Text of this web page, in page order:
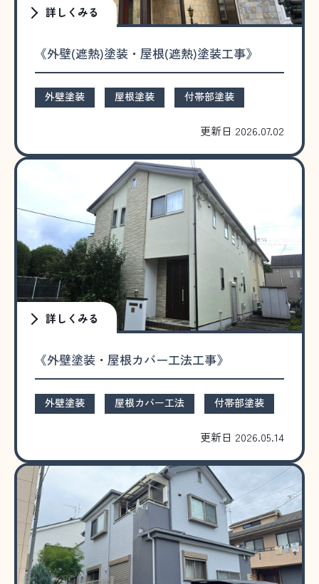
《外壁(遮熱)塗装・屋根(遮熱)塗装工事》
外壁塗装 屋根塗装 付帯部塗装
更新日 2026.07.02
詳しくみる
《外壁塗装・屋根カバー工法工事》
外壁塗装 屋根カバー工法 付帯部塗装
更新日 2026.05.14
詳しくみる